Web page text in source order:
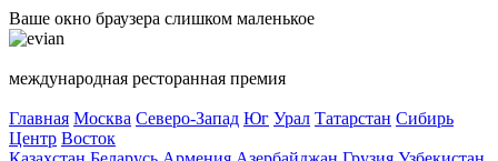
Ваше окно браузера слишком маленькое
международная ресторанная премия
Главная Москва Северо-Запад Юг Урал Татарстан Сибирь
Центр Восток